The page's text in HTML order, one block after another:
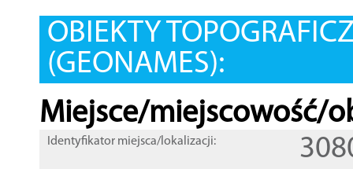
OBIEKTY
(GEONAMES):
Miejsce/miejscowość/
Identyfikator miejsca/lokalizacji: